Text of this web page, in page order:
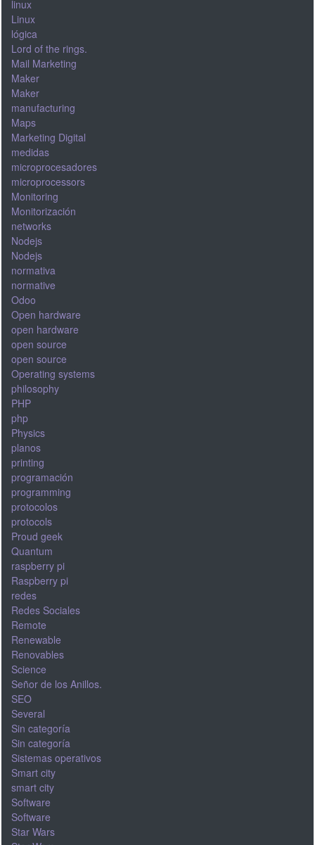
linux
Linux
lógica
Lord of the rings.
Mail Marketing
Maker
Maker
manufacturing
Maps
Marketing Digital
medidas
microprocesadores
microprocessors
Monitoring
Monitorización
networks
Nodejs
Nodejs
normativa
normative
Odoo
Open hardware
open hardware
open source
open source
Operating systems
philosophy
PHP
php
Physics
planos
printing
programación
programming
protocolos
protocols
Proud geek
Quantum
raspberry pi
Raspberry pi
redes
Redes Sociales
Remote
Renewable
Renovables
Science
Señor de los Anillos.
SEO
Several
Sin categoría
Sin categoría
Sistemas operativos
Smart city
smart city
Software
Software
Star Wars